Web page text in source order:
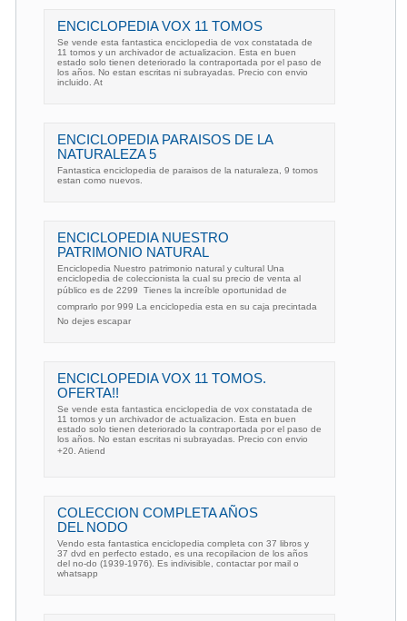
ENCICLOPEDIA VOX 11 TOMOS
Se vende esta fantastica enciclopedia de vox constatada de
11 tomos y un archivador de actualizacion. Esta en buen
estado solo tienen deteriorado la contraportada por el paso de
los años. No estan escritas ni subrayadas. Precio con envio
incluido. At
ENCICLOPEDIA PARAISOS DE LA
NATURALEZA 5
Fantastica enciclopedia de paraisos de la naturaleza, 9 tomos
estan como nuevos.
ENCICLOPEDIA NUESTRO
PATRIMONIO NATURAL
Enciclopedia Nuestro patrimonio natural y cultural Una
enciclopedia de coleccionista la cual su precio de venta al
público es de 2299  Tienes la increíble oportunidad de
comprarlo por 999 La enciclopedia esta en su caja precintada
No dejes escapar
ENCICLOPEDIA VOX 11 TOMOS.
OFERTA!!
Se vende esta fantastica enciclopedia de vox constatada de
11 tomos y un archivador de actualizacion. Esta en buen
estado solo tienen deteriorado la contraportada por el paso de
los años. No estan escritas ni subrayadas. Precio con envio
+20. Atiend
COLECCION COMPLETA AÑOS
DEL NODO
Vendo esta fantastica enciclopedia completa con 37 libros y
37 dvd en perfecto estado, es una recopilacion de los años
del no-do (1939-1976). Es indivisible, contactar por mail o
whatsapp